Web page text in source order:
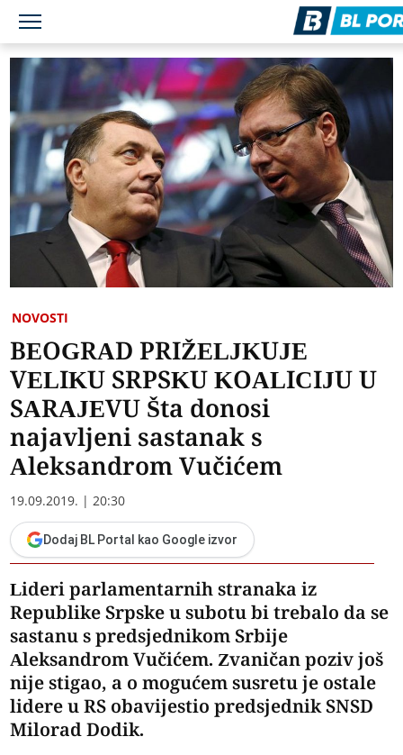
NOVOSTI
BEOGRAD PRIŽELJKUJE
VELIKU SRPSKU KOALICIJU U
SARAJEVU Šta donosi
najavljeni sastanak s
Aleksandrom Vučićem
19.09.2019. | 20:30
Dodaj BL Portal kao Google izvor
Lideri parlamentarnih stranaka iz
Republike Srpske u subotu bi trebalo da se
sastanu s predsjednikom Srbije
Aleksandrom Vučićem. Zvaničan poziv još
nije stigao, a o mogućem susretu je ostale
lidere u RS obavijestio predsjednik SNSD
Milorad Dodik.